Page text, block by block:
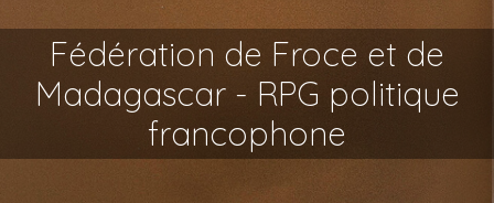
Fédération de Froce et de
Madagascar - RPG politique
francophone